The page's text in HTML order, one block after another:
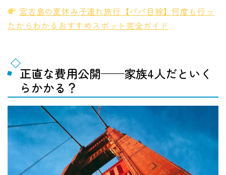
宮古島の夏休み子連れ旅行【パパ目線】何度も行っ
たからわかるおすすめスポット完全ガイド
正直な費用公開——家族4人だといく
らかかる？